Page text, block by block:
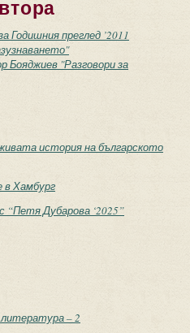
Годишния преглед ’2011
Бояджиев "Разговори за
история на българското
Хамбург
“Петя Дубарова ‘2025”
– 2